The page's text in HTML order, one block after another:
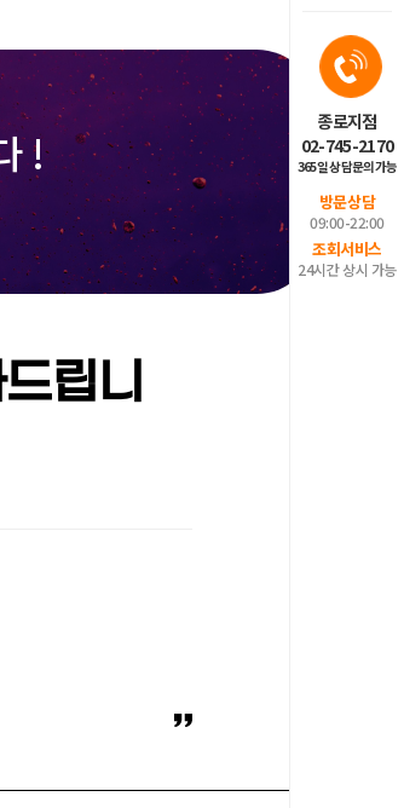
종로지점
02-745-2170
365일 상담문의가능
방문상담
09:00-22:00
조회서비스
24시간 상시 가능
!
립니